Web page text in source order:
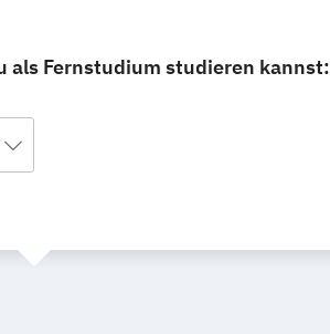
als Fernstudium studieren kannst: